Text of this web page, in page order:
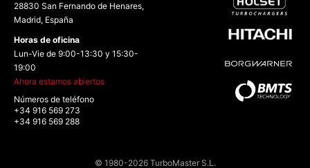
28830 San Fernando de Henares,
Madrid, España
Horas de oficina
Lun-Vie de 9:00-13:30 y 15:30-
19:00
Ahora estamos abiertos
Números de teléfono
+34 916 569 273
+34 916 569 288
© 1980-2026 TurboMaster S.L.